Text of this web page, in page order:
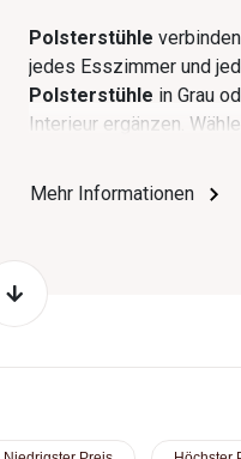
Polsterstühle
jedes Esszimmer und
Polsterstühle in Grau
Interieur ergänzen.
Mehr Informationen